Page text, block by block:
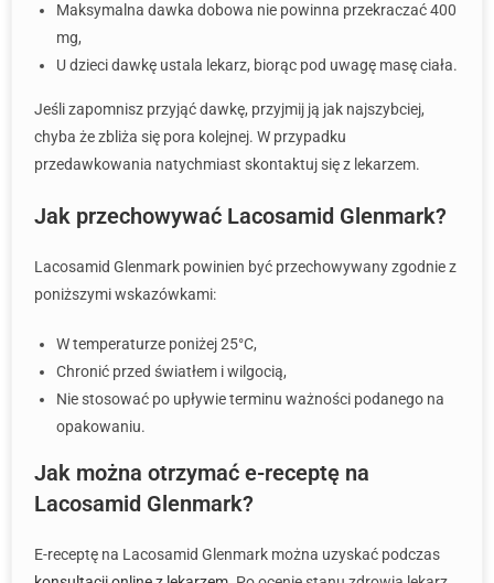
Maksymalna dawka dobowa nie powinna przekraczać 400
mg,
U dzieci dawkę ustala lekarz, biorąc pod uwagę masę ciała.
Jeśli zapomnisz przyjąć dawkę, przyjmij ją jak najszybciej,
chyba że zbliża się pora kolejnej. W przypadku
przedawkowania natychmiast skontaktuj się z lekarzem.
Jak przechowywać Lacosamid Glenmark?
Lacosamid Glenmark powinien być przechowywany zgodnie z
poniższymi wskazówkami:
W temperaturze poniżej 25°C,
Chronić przed światłem i wilgocią,
Nie stosować po upływie terminu ważności podanego na
opakowaniu.
Jak można otrzymać e-receptę na
Lacosamid Glenmark?
E-receptę na Lacosamid Glenmark można uzyskać podczas